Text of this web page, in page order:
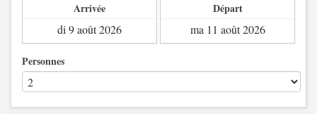
Arrivée Départ
Personnes